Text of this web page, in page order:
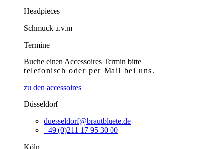
Headpieces
Schmuck u.v.m
Termine
Buche einen Accessoires Termin bitte
telefonischoder per Mail bei uns.
zu den accessoires
Düsseldorf
duesseldorf@brautbluete.de
+49 (0)211 17 95 30 00
Köln